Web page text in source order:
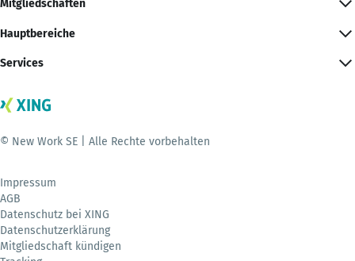
Mitgliedschaften
Hauptbereiche
Services
© New Work SE | Alle Rechte vorbehalten
Impressum
AGB
Datenschutz bei XING
Datenschutzerklärung
Mitgliedschaft kündigen